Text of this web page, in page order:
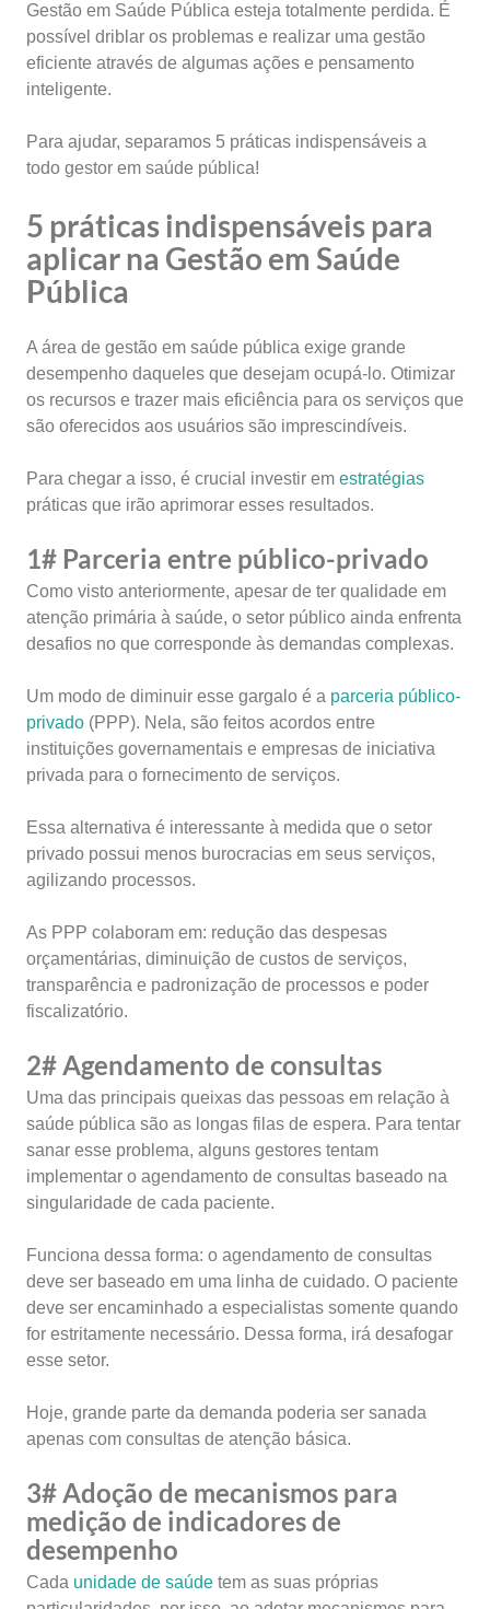
Gestão em Saúde Pública esteja totalmente perdida. É
possível driblar os problemas e realizar uma gestão
eficiente através de algumas ações e pensamento
inteligente.
Para ajudar, separamos 5 práticas indispensáveis a
todo gestor em saúde pública!
5 práticas indispensáveis para
aplicar na Gestão em Saúde
Pública
A área de gestão em saúde pública exige grande
desempenho daqueles que desejam ocupá-lo. Otimizar
os recursos e trazer mais eficiência para os serviços que
são oferecidos aos usuários são imprescindíveis.
Para chegar a isso, é crucial investir em estratégias
práticas que irão aprimorar esses resultados.
1# Parceria entre público-privado
Como visto anteriormente, apesar de ter qualidade em
atenção primária à saúde, o setor público ainda enfrenta
desafios no que corresponde às demandas complexas.
Um modo de diminuir esse gargalo é a parceria público-
privado (PPP). Nela, são feitos acordos entre
instituições governamentais e empresas de iniciativa
privada para o fornecimento de serviços.
Essa alternativa é interessante à medida que o setor
privado possui menos burocracias em seus serviços,
agilizando processos.
As PPP colaboram em: redução das despesas
orçamentárias, diminuição de custos de serviços,
transparência e padronização de processos e poder
fiscalizatório.
2# Agendamento de consultas
Uma das principais queixas das pessoas em relação à
saúde pública são as longas filas de espera. Para tentar
sanar esse problema, alguns gestores tentam
implementar o agendamento de consultas baseado na
singularidade de cada paciente.
Funciona dessa forma: o agendamento de consultas
deve ser baseado em uma linha de cuidado. O paciente
deve ser encaminhado a especialistas somente quando
for estritamente necessário. Dessa forma, irá desafogar
esse setor.
Hoje, grande parte da demanda poderia ser sanada
apenas com consultas de atenção básica.
3# Adoção de mecanismos para
medição de indicadores de
desempenho
Cada unidade de saúde tem as suas próprias